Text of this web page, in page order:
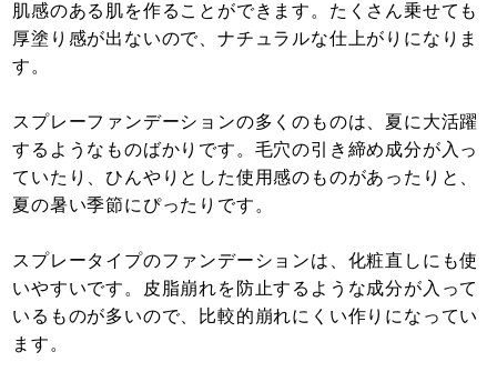
肌感のある肌を作ることができます。たくさん乗せても
厚塗り感が出ないので、ナチュラルな仕上がりになりま
す。
スプレーファンデーションの多くのものは、夏に大活躍
するようなものばかりです。毛穴の引き締め成分が入っ
ていたり、ひんやりとした使用感のものがあったりと、
夏の暑い季節にぴったりです。
スプレータイプのファンデーションは、化粧直しにも使
いやすいです。皮脂崩れを防止するような成分が入って
いるものが多いので、比較的崩れにくい作りになってい
ます。